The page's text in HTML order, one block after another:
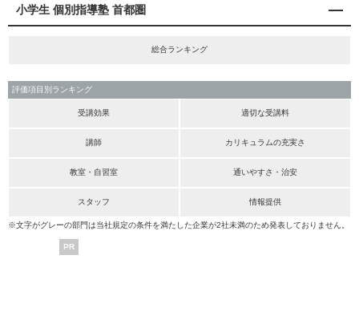
小学生 個別指導塾 首都圏
総合ランキング
評価項目別ランキング
受講効果 適切な受講料
講師 カリキュラムの充実さ
教室・自習室 通いやすさ・治安
スタッフ 情報提供
※文字がグレーの部門は当社規定の条件を満たした企業が2社未満のため発表しておりません。
PR